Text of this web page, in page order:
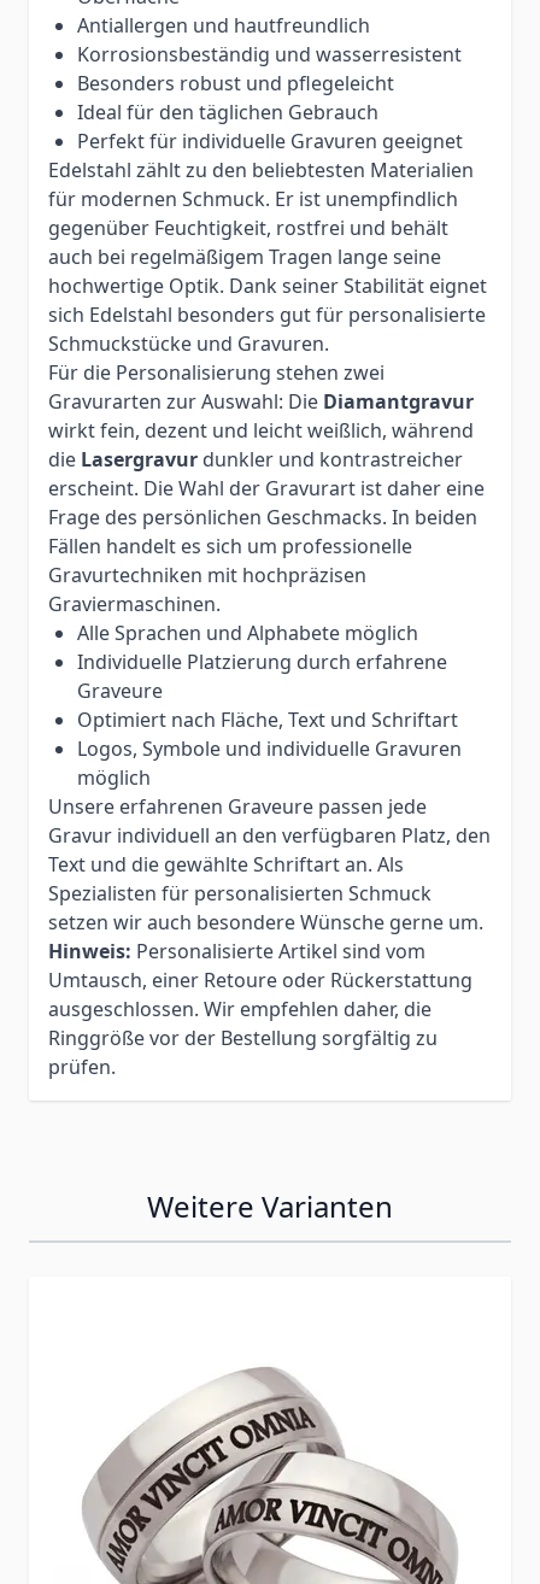
Antiallergen und hautfreundlich
Korrosionsbeständig und wasserresistent
Besonders robust und pflegeleicht
Ideal für den täglichen Gebrauch
Perfekt für individuelle Gravuren geeignet
Edelstahl zählt zu den beliebtesten Materialien
für modernen Schmuck. Er ist unempfindlich
gegenüber Feuchtigkeit, rostfrei und behält
auch bei regelmäßigem Tragen lange seine
hochwertige Optik. Dank seiner Stabilität eignet
sich Edelstahl besonders gut für personalisierte
Schmuckstücke und Gravuren.
Für die Personalisierung stehen zwei
Gravurarten zur Auswahl: Die Diamantgravur
wirkt fein, dezent und leicht weißlich, während
die Lasergravur dunkler und kontrastreicher
erscheint. Die Wahl der Gravurart ist daher eine
Frage des persönlichen Geschmacks. In beiden
Fällen handelt es sich um professionelle
Gravurtechniken mit hochpräzisen
Graviermaschinen.
Alle Sprachen und Alphabete möglich
Individuelle Platzierung durch erfahrene
Graveure
Optimiert nach Fläche, Text und Schriftart
Logos, Symbole und individuelle Gravuren
möglich
Unsere erfahrenen Graveure passen jede
Gravur individuell an den verfügbaren Platz, den
Text und die gewählte Schriftart an. Als
Spezialisten für personalisierten Schmuck
setzen wir auch besondere Wünsche gerne um.
Hinweis: Personalisierte Artikel sind vom
Umtausch, einer Retoure oder Rückerstattung
ausgeschlossen. Wir empfehlen daher, die
Ringgröße vor der Bestellung sorgfältig zu
prüfen.
Weitere Varianten